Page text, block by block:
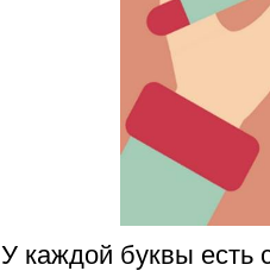
У каждой буквы есть